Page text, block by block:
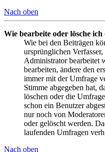
Nach oben
Wie bearbeite oder lösche ich
Wie bei den Beiträgen
ursprünglichen
Administrator bearbeitet
bearbeiten, ändere den
immer mit der Umfrage
Stimme abgegeben hat,
löschen oder die
schon ein Benutzer
nur noch von
oder gelöscht werden.
laufenden Umfragen
Nach oben